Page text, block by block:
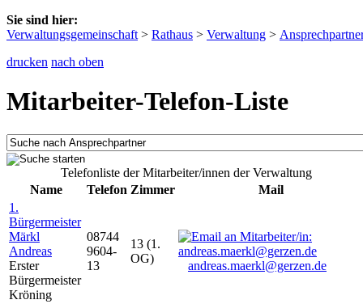
Sie sind hier:
Verwaltungsgemeinschaft > Rathaus > Verwaltung >
drucken nach oben
Mitarbeiter-Telefon-Liste
Telefonliste der Mitarbeiter/innen der Verwaltung
Name
Telefon Zimmer
Mail
1.
Bürgermeister
Märkl
Andreas
Erster
Bürgermeister
Kröning
08744
9604-
13
13 (1.
OG)
andreas.maerkl@gerzen.de